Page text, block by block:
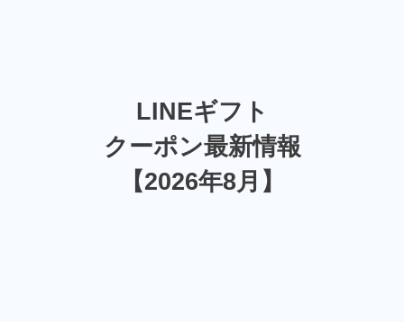
LINEギフト
クーポン最新情報
【2026年8月】